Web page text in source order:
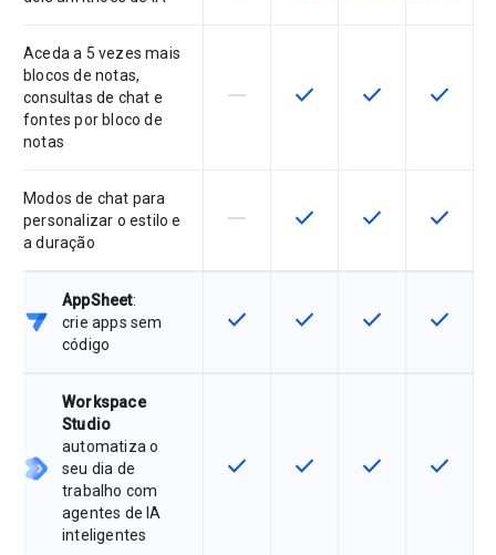
Aceda a 5 vezes mais
blocos de notas,
consultas de chat e
fontes por bloco de
notas
Esta funcionalidade não é
horizontal_rule Esta funcionalidade está
check Esta
check Esta
check
Modos de chat para
personalizar o estilo e
a duração
Esta funcionalidade não é
horizontal_rule Esta funcionalidade está
check Esta
check Esta
check
AppSheet:
crie apps sem
código
Esta funcionalidade está
check Esta funcionalidade está
check Esta
check Esta
check
Workspace
Studio
automatiza o
seu dia de
trabalho com
agentes de IA
inteligentes
Esta funcionalidade está
check Esta funcionalidade está
check Esta
check Esta
check